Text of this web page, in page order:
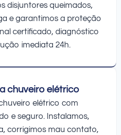
disjuntores queimados,
e garantimos a proteção
certificado, diagnóstico
imediata 24h.
chuveiro elétrico
elétrico com
e seguro. Instalamos,
corrigimos mau contato,